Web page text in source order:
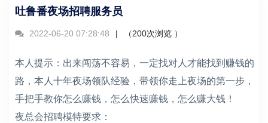
吐鲁番夜场招聘服务员
2022-06-20 07:28:48 （200次浏览 ）
本人提示：出来闯荡不容易，一定找对人才能找到赚钱的
路，本人十年夜场领队经验，带领你走上夜场的第一步，
手把手教你怎么赚钱，怎么快速赚钱，怎么赚大钱！
夜总会招聘模特要求：